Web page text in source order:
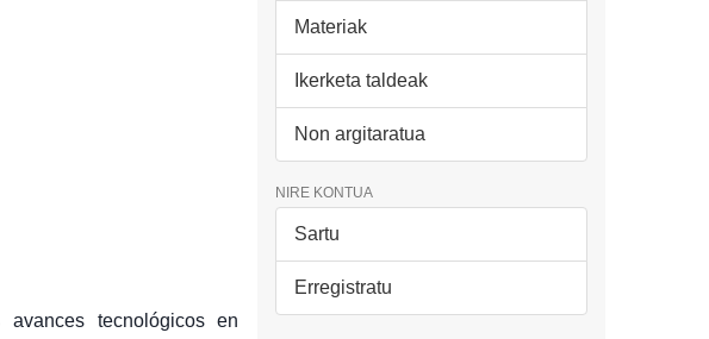
tecnológicos en
Materiak
Ikerketa taldeak
Non argitaratua
NIRE KONTUA
Sartu
Erregistratu